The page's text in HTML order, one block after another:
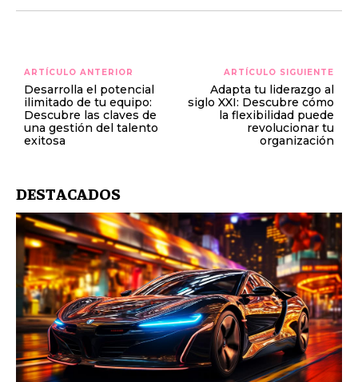
ARTÍCULO ANTERIOR
Desarrolla el potencial
ilimitado de tu equipo:
Descubre las claves de
una gestión del talento
exitosa
ARTÍCULO SIGUIENTE
Adapta tu liderazgo al
siglo XXI: Descubre cómo
la flexibilidad puede
revolucionar tu
organización
DESTACADOS